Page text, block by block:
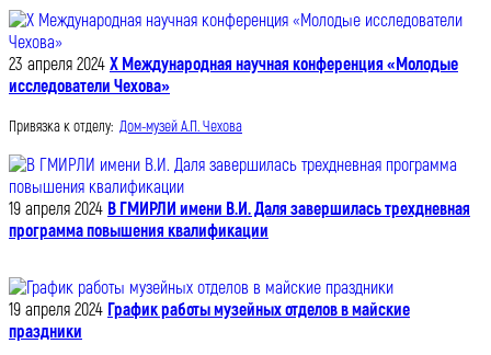
23 апреля 2024 Х Международная научная конференция «Молодые
исследователи Чехова»
Привязка к отделу: Дом-музей А.П. Чехова
19 апреля 2024 В ГМИРЛИ имени В.И. Даля завершилась трехдневная
программа повышения квалификации
19 апреля 2024 График работы музейных отделов в майские
праздники